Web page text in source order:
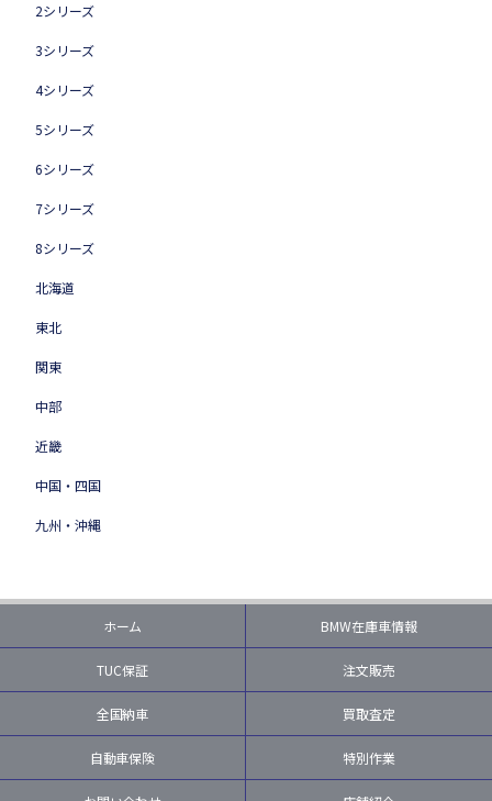
2シリーズ
3シリーズ
4シリーズ
5シリーズ
6シリーズ
7シリーズ
8シリーズ
北海道
東北
関東
中部
近畿
中国・四国
九州・沖縄
ホーム BMW在庫車情報
TUC保証 注文販売
全国納車 買取査定
自動車保険 特別作業